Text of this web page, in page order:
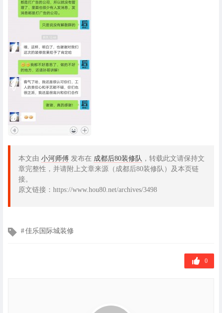
本文由 小河师傅 发布在 成都后80装修队 ，转载此文请保持文
章完整性，并请附上文章来源（成都后80装修队）及本页链
接。
原文链接：https://www.hou80.net/archives/3498
文佳乐国际城装修
0